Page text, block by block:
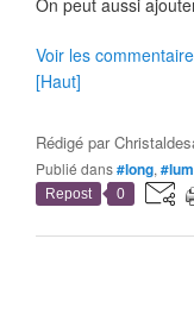
On peut aussi
Voir les
[Haut]
Rédigé par
Publié dans#long,
Repost 0